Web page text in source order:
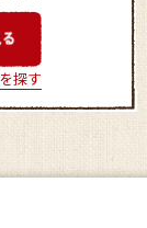
探す